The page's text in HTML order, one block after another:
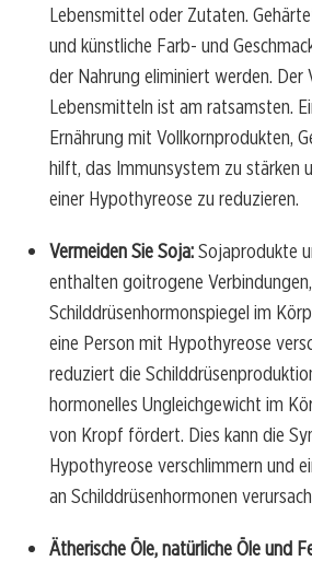
Lebensmittel oder Zutaten.
und künstliche Farb- und
der Nahrung eliminiert werden. Der
Lebensmitteln ist am ratsamsten.
Ernährung mit Vollkornprodukten,
hilft, das Immunsystem zu stärken
einer Hypothyreose zu reduzieren.
Vermeiden Sie Soja:Sojaprodukte
enthalten goitrogene
Schilddrüsenhormonspiegel im
eine Person mit Hypothyreose
reduziert die
hormonelles Ungleichgewicht im
von Kropf fördert. Dies kann die
Hypothyreose verschlimmern und
an Schilddrüsenhormonen
Ätherische Öle, natürliche Öle und